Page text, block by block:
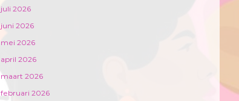
juli 2026
juni 2026
mei 2026
april 2026
maart 2026
februari 2026